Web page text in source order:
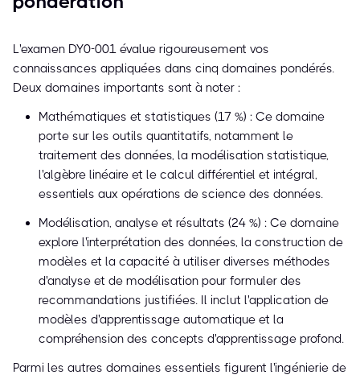
L'examen DY0-001 évalue rigoureusement vos
connaissances appliquées dans cinq domaines pondérés.
Deux domaines importants sont à noter :
Mathématiques et statistiques (17 %) : Ce domaine
porte sur les outils quantitatifs, notamment le
traitement des données, la modélisation statistique,
l'algèbre linéaire et le calcul différentiel et intégral,
essentiels aux opérations de science des données.
Modélisation, analyse et résultats (24 %) : Ce domaine
explore l'interprétation des données, la construction de
modèles et la capacité à utiliser diverses méthodes
d'analyse et de modélisation pour formuler des
recommandations justifiées. Il inclut l'application de
modèles d'apprentissage automatique et la
compréhension des concepts d'apprentissage profond.
Parmi les autres domaines essentiels figurent l'ingénierie de